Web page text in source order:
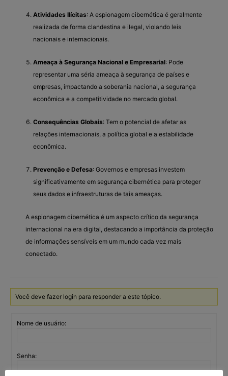
Atividades Ilícitas: A espionagem cibernética é geralmente
realizada de forma clandestina e ilegal, violando leis
nacionais e internacionais.
Ameaça à Segurança Nacional e Empresarial: Pode
representar uma séria ameaça à segurança de países e
empresas, impactando a soberania nacional, a segurança
econômica e a competitividade no mercado global.
Consequências Globais: Tem o potencial de afetar as
relações internacionais, a política global e a estabilidade
econômica.
Prevenção e Defesa: Governos e empresas investem
significativamente em segurança cibernética para proteger
seus dados e infraestruturas de tais ameaças.
A espionagem cibernética é um aspecto crítico da segurança
internacional na era digital, destacando a importância da proteção
de informações sensíveis em um mundo cada vez mais
conectado.
Você deve fazer login para responder a este tópico.
Nome de usuário:
Senha: